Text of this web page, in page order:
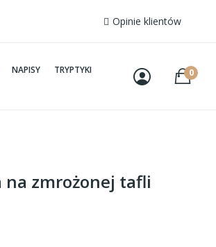
Opinie klientów
NAPISY
TRYPTYKI
0
na zmrożonej tafli